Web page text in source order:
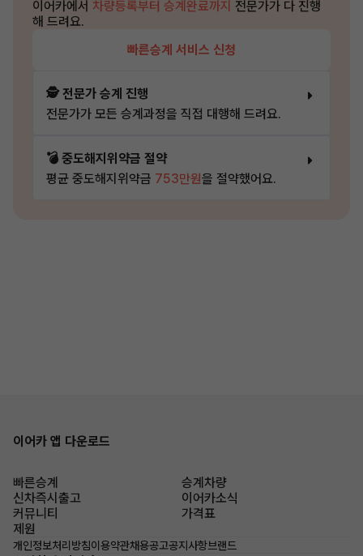
이어카에서 차량등록부터 승계완료까지 전문가가 다 진행
해 드려요.
빠른승계 서비스 신청
🕵️ 전문가 승계 진행
전문가가 모든 승계과정을 직접 대행해 드려요.
💣 중도해지위약금 절약
평균 중도해지위약금 753만원을 절약했어요.
이어카 앱 다운로드
빠른승계
승계차량
신차즉시출고
이어카소식
커뮤니티
가격표
제원
개인정보처리방침이용약관채용공고공지사항브랜드